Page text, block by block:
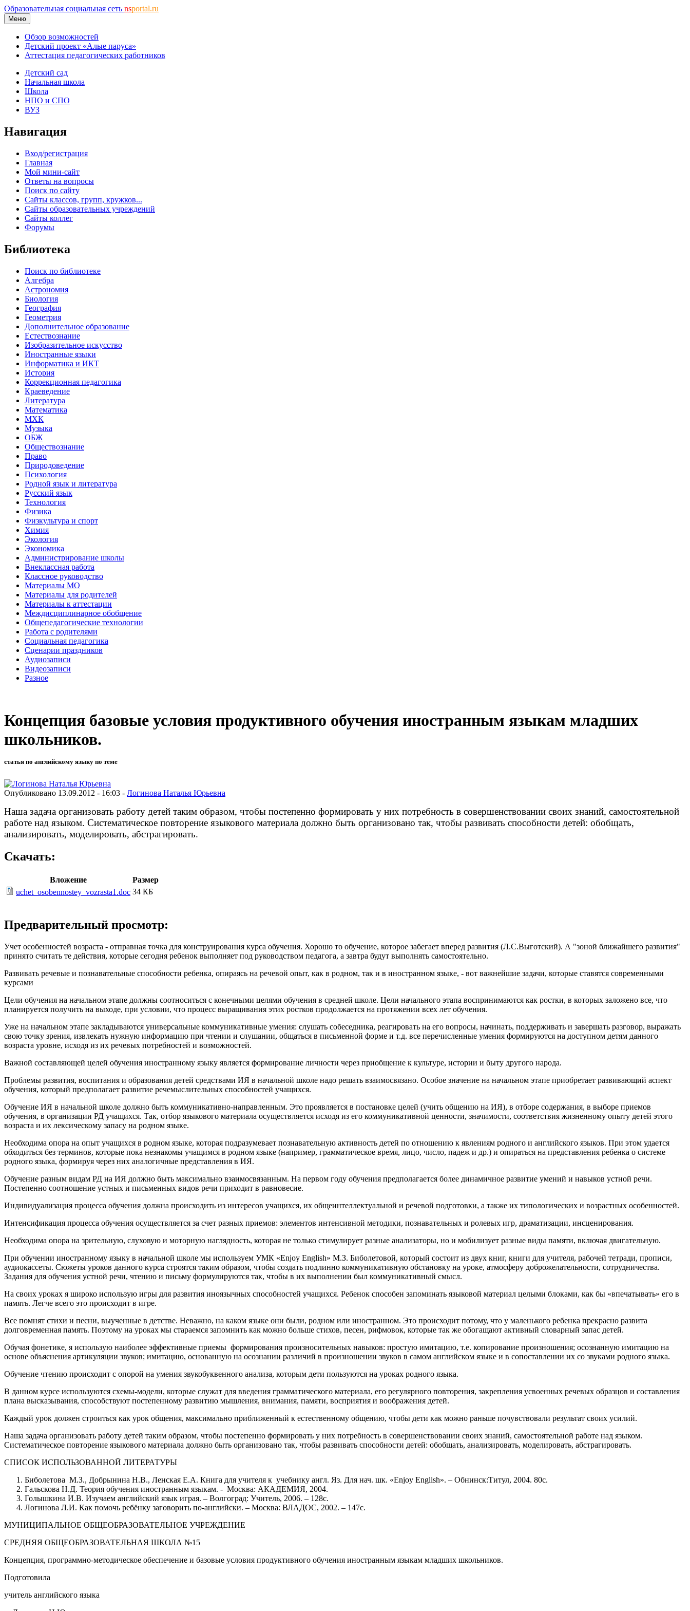
Образовательная социальная сеть nsportal.ru
Меню
Обзор возможностей
Детский проект «Алые паруса»
Аттестация педагогических работников
Детский сад
Начальная школа
Школа
НПО и СПО
ВУЗ
Навигация
Вход/регистрация
Главная
Мой мини-сайт
Ответы на вопросы
Поиск по сайту
Сайты классов, групп, кружков...
Сайты образовательных учреждений
Сайты коллег
Форумы
Библиотека
Поиск по библиотеке
Алгебра
Астрономия
Биология
География
Геометрия
Дополнительное образование
Естествознание
Изобразительное искусство
Иностранные языки
Информатика и ИКТ
История
Коррекционная педагогика
Краеведение
Литература
Математика
МХК
Музыка
ОБЖ
Обществознание
Право
Природоведение
Психология
Родной язык и литература
Русский язык
Технология
Физика
Физкультура и спорт
Химия
Экология
Экономика
Администрирование школы
Внеклассная работа
Классное руководство
Материалы МО
Материалы для родителей
Материалы к аттестации
Междисциплинарное обобщение
Общепедагогические технологии
Работа с родителями
Социальная педагогика
Сценарии праздников
Аудиозаписи
Видеозаписи
Разное
Концепция базовые условия продуктивного обучения иностранным языкам младших
школьников.
статья по английскому языку по теме
Опубликовано 13.09.2012 - 16:03 - Логинова Наталья Юрьевна
Наша задача организовать работу детей таким образом, чтобы постепенно формировать у них потребность в совершенствовании своих знаний, самостоятельной
работе над языком. Систематическое повторение языкового материала должно быть организовано так, чтобы развивать способности детей: обобщать,
анализировать, моделировать, абстрагировать.
Скачать:
Вложение
Размер
uchet_osobennostey_vozrasta1.doc 34 КБ
Предварительный просмотр:
Учет особенностей возраста - отправная точка для конструирования курса обучения. Хорошо то обучение, которое забегает вперед развития (Л.С.Выготский). А "зоной ближайшего развития"
принято считать те действия, которые сегодня ребенок выполняет под руководством педагога, а завтра будут выполнять самостоятельно.
Развивать речевые и познавательные способности ребенка, опираясь на речевой опыт, как в родном, так и в иностранном языке, - вот важнейшие задачи, которые ставятся современными
курсами
Цели обучения на начальном этапе должны соотноситься с конечными целями обучения в средней школе. Цели начального этапа воспринимаются как ростки, в которых заложено все, что
планируется получить на выходе, при условии, что процесс выращивания этих ростков продолжается на протяжении всех лет обучения.
Уже на начальном этапе закладываются универсальные коммуникативные умения: слушать собеседника, реагировать на его вопросы, начинать, поддерживать и завершать разговор, выражать
свою точку зрения, извлекать нужную информацию при чтении и слушании, общаться в письменной форме и т.д. все перечисленные умения формируются на доступном детям данного
возраста уровне, исходя из их речевых потребностей и возможностей.
Важной составляющей целей обучения иностранному языку является формирование личности через приобщение к культуре, истории и быту другого народа.
Проблемы развития, воспитания и образования детей средствами ИЯ в начальной школе надо решать взаимосвязано. Особое значение на начальном этапе приобретает развивающий аспект
обучения, который предполагает развитие речемыслительных способностей учащихся.
Обучение ИЯ в начальной школе должно быть коммуникативно-направленным. Это проявляется в постановке целей (учить общению на ИЯ), в отборе содержания, в выборе приемов
обучения, в организации РД учащихся. Так, отбор языкового материала осуществляется исходя из его коммуникативной ценности, значимости, соответствия жизненному опыту детей этого
возраста и их лексическому запасу на родном языке.
Необходима опора на опыт учащихся в родном языке, которая подразумевает познавательную активность детей по отношению к явлениям родного и английского языков. При этом удается
обходиться без терминов, которые пока незнакомы учащимся в родном языке (например, грамматическое время, лицо, число, падеж и др.) и опираться на представления ребенка о системе
родного языка, формируя через них аналогичные представления в ИЯ.
Обучение разным видам РД на ИЯ должно быть максимально взаимосвязанным. На первом году обучения предполагается более динамичное развитие умений и навыков устной речи.
Постепенно соотношение устных и письменных видов речи приходит в равновесие.
Индивидуализация процесса обучения должна происходить из интересов учащихся, их общеинтеллектуальной и речевой подготовки, а также их типологических и возрастных особенностей.
Интенсификация процесса обучения осуществляется за счет разных приемов: элементов интенсивной методики, познавательных и ролевых игр, драматизации, инсценирования.
Необходима опора на зрительную, слуховую и моторную наглядность, которая не только стимулирует разные анализаторы, но и мобилизует разные виды памяти, включая двигательную.
При обучении иностранному языку в начальной школе мы используем УМК «Enjoy English» М.З. Биболетовой, который состоит из двух книг, книги для учителя, рабочей тетради, прописи,
аудиокассеты. Сюжеты уроков данного курса строятся таким образом, чтобы создать подлинно коммуникативную обстановку на уроке, атмосферу доброжелательности, сотрудничества.
Задания для обучения устной речи, чтению и письму формулируются так, чтобы в их выполнении был коммуникативный смысл.
На своих уроках я широко использую игры для развития иноязычных способностей учащихся. Ребенок способен запоминать языковой материал целыми блоками, как бы «впечатывать» его в
память. Легче всего это происходит в игре.
Все помнят стихи и песни, выученные в детстве. Неважно, на каком языке они были, родном или иностранном. Это происходит потому, что у маленького ребенка прекрасно развита
долговременная память. Поэтому на уроках мы стараемся запомнить как можно больше стихов, песен, рифмовок, которые так же обогащают активный словарный запас детей.
Обучая фонетике, я использую наиболее эффективные приемы формирования произносительных навыков: простую имитацию, т.е. копирование произношения; осознанную имитацию на
основе объяснения артикуляции звуков; имитацию, основанную на осознании различий в произношении звуков в самом английском языке и в сопоставлении их со звуками родного языка.
Обучение чтению происходит с опорой на умения звукобуквенного анализа, которым дети пользуются на уроках родного языка.
В данном курсе используются схемы-модели, которые служат для введения грамматического материала, его регулярного повторения, закрепления усвоенных речевых образцов и составления
плана высказывания, способствуют постепенному развитию мышления, внимания, памяти, восприятия и воображения детей.
Каждый урок должен строиться как урок общения, максимально приближенный к естественному общению, чтобы дети как можно раньше почувствовали результат своих усилий.
Наша задача организовать работу детей таким образом, чтобы постепенно формировать у них потребность в совершенствовании своих знаний, самостоятельной работе над языком.
Систематическое повторение языкового материала должно быть организовано так, чтобы развивать способности детей: обобщать, анализировать, моделировать, абстрагировать.
СПИСОК ИСПОЛЬЗОВАННОЙ ЛИТЕРАТУРЫ
Биболетова М.З., Добрынина Н.В., Ленская Е.А. Книга для учителя к учебнику англ. Яз. Для нач. шк. «Enjoy English». – Обнинск:Титул, 2004. 80с.
Гальскова Н.Д. Теория обучения иностранным языкам. - Москва: АКАДЕМИЯ, 2004.
Голышкина И.В. Изучаем английский язык играя. – Волгоград: Учитель, 2006. – 128с.
Логинова Л.И. Как помочь ребёнку заговорить по-английски. – Москва: ВЛАДОС, 2002. – 147с.
МУНИЦИПАЛЬНОЕ ОБЩЕОБРАЗОВАТЕЛЬНОЕ УЧРЕЖДЕНИЕ
СРЕДНЯЯ ОБЩЕОБРАЗОВАТЕЛЬНАЯ ШКОЛА №15
Концепция, программно-методическое обеспечение и базовые условия продуктивного обучения иностранным языкам младших школьников.
Подготовила
учитель английского языка